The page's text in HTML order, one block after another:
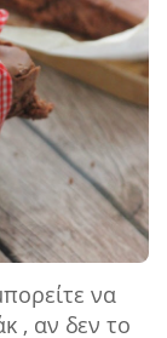
να
, αν δεν το